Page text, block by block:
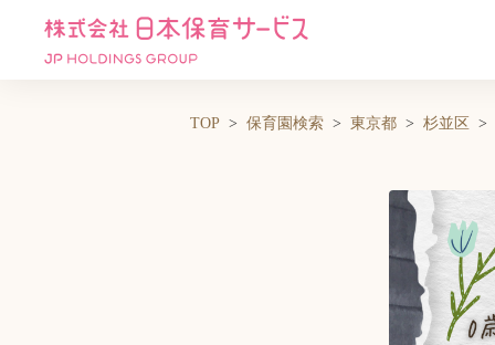
TOP 保育園検索 東京都 杉並区